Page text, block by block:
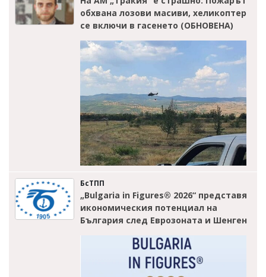
обхвана лозови масиви, хеликоптер
се включи в гасенето (ОБНОВЕНА)
БсТПП
„Bulgaria in Figures® 2026“ представя
икономическия потенциал на
България след Еврозоната и Шенген